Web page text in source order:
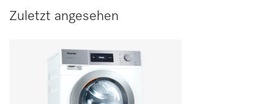
Zuletzt angesehen